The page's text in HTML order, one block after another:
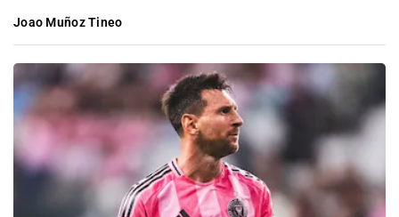
Joao Muñoz Tineo